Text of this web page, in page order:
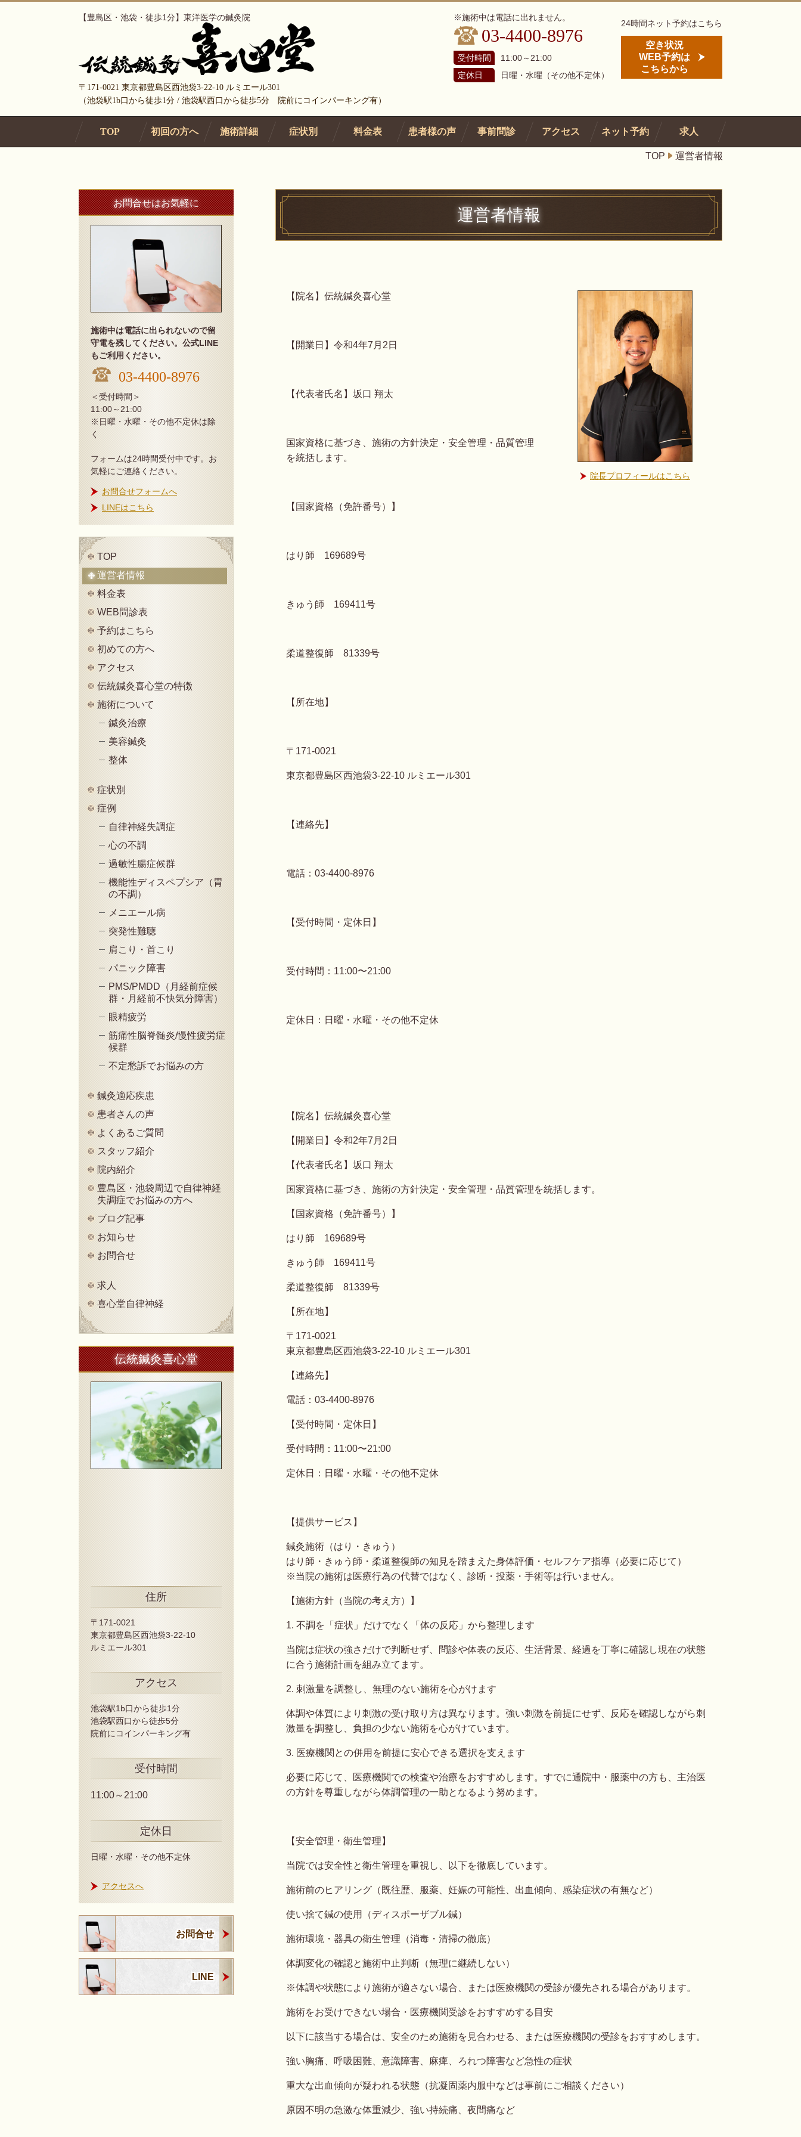
【豊島区・池袋・徒歩1分】東洋医学の鍼灸院
〒171-0021 東京都豊島区西池袋3-22-10 ルミエール301
（池袋駅1b口から徒歩1分 / 池袋駅西口から徒歩5分 院前にコインパーキング有）
※施術中は電話に出れません。
03-4400-8976
受付時間
11:00～21:00
定休日
日曜・水曜（その他不定休）
24時間ネット予約はこちら
空き状況
WEB予約は
こちらから
TOP 初回の方へ 施術詳細 症状別 料金表 患者様の声 事前問診 アクセス ネット予約 求人
TOP 運営者情報
運営者情報
院長プロフィールはこちら
【院名】伝統鍼灸喜心堂
【開業日】令和4年7月2日
【代表者氏名】坂口 翔太
国家資格に基づき、施術の方針決定・安全管理・品質管理
を統括します。
【国家資格（免許番号）】
はり師 169689号
きゅう師 169411号
柔道整復師 81339号
【所在地】
〒171-0021
東京都豊島区西池袋3-22-10 ルミエール301
【連絡先】
電話：03-4400-8976
【受付時間・定休日】
受付時間：11:00〜21:00
定休日：日曜・水曜・その他不定休
【院名】伝統鍼灸喜心堂
【開業日】令和2年7月2日
【代表者氏名】坂口 翔太
国家資格に基づき、施術の方針決定・安全管理・品質管理を統括します。
【国家資格（免許番号）】
はり師 169689号
きゅう師 169411号
柔道整復師 81339号
【所在地】
〒171-0021
東京都豊島区西池袋3-22-10 ルミエール301
【連絡先】
電話：03-4400-8976
【受付時間・定休日】
受付時間：11:00〜21:00
定休日：日曜・水曜・その他不定休
【提供サービス】
鍼灸施術（はり・きゅう）
はり師・きゅう師・柔道整復師の知見を踏まえた身体評価・セルフケア指導（必要に応じて）
※当院の施術は医療行為の代替ではなく、診断・投薬・手術等は行いません。
【施術方針（当院の考え方）】
1. 不調を「症状」だけでなく「体の反応」から整理します
当院は症状の強さだけで判断せず、問診や体表の反応、生活背景、経過を丁寧に確認し現在の状態
に合う施術計画を組み立てます。
2. 刺激量を調整し、無理のない施術を心がけます
体調や体質により刺激の受け取り方は異なります。強い刺激を前提にせず、反応を確認しながら刺
激量を調整し、負担の少ない施術を心がけています。
3. 医療機関との併用を前提に安心できる選択を支えます
必要に応じて、医療機関での検査や治療をおすすめします。すでに通院中・服薬中の方も、主治医
の方針を尊重しながら体調管理の一助となるよう努めます。
【安全管理・衛生管理】
当院では安全性と衛生管理を重視し、以下を徹底しています。
施術前のヒアリング（既往歴、服薬、妊娠の可能性、出血傾向、感染症状の有無など）
使い捨て鍼の使用（ディスポーザブル鍼）
施術環境・器具の衛生管理（消毒・清掃の徹底）
体調変化の確認と施術中止判断（無理に継続しない）
※体調や状態により施術が適さない場合、または医療機関の受診が優先される場合があります。
施術をお受けできない場合・医療機関受診をおすすめする目安
以下に該当する場合は、安全のため施術を見合わせる、または医療機関の受診をおすすめします。
強い胸痛、呼吸困難、意識障害、麻痺、ろれつ障害など急性の症状
重大な出血傾向が疑われる状態（抗凝固薬内服中などは事前にご相談ください）
原因不明の急激な体重減少、強い持続痛、夜間痛など
お問合せはお気軽に
施術中は電話に出られないので留
守電を残してください。公式LINE
もご利用ください。
03-4400-8976
＜受付時間＞
11:00～21:00
※日曜・水曜・その他不定休は除
く
フォームは24時間受付中です。お
気軽にご連絡ください。
お問合せフォームへ
LINEはこちら
TOP
運営者情報
料金表
WEB問診表
予約はこちら
初めての方へ
アクセス
伝統鍼灸喜心堂の特徴
施術について
鍼灸治療
美容鍼灸
整体
症状別
症例
自律神経失調症
心の不調
過敏性腸症候群
機能性ディスペプシア（胃
の不調）
メニエール病
突発性難聴
肩こり・首こり
パニック障害
PMS/PMDD（月経前症候
群・月経前不快気分障害）
眼精疲労
筋痛性脳脊髄炎/慢性疲労症
候群
不定愁訴でお悩みの方
鍼灸適応疾患
患者さんの声
よくあるご質問
スタッフ紹介
院内紹介
豊島区・池袋周辺で自律神経
失調症でお悩みの方へ
ブログ記事
お知らせ
お問合せ
求人
喜心堂自律神経
伝統鍼灸喜心堂
住所
〒171-0021
東京都豊島区西池袋3-22-10
ルミエール301
アクセス
池袋駅1b口から徒歩1分
池袋駅西口から徒歩5分
院前にコインパーキング有
受付時間
11:00～21:00
定休日
日曜・水曜・その他不定休
アクセスへ
お問合せ
LINE